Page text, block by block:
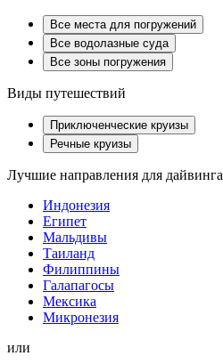
Все места для погружений
Все водолазные суда
Все зоны погружения
Виды путешествий
Приключенческие круизы
Речные круизы
Лучшие направления для дайвинга
Индонезия
Египет
Мальдивы
Таиланд
Филиппины
Галапагосы
Мексика
Микронезия
или